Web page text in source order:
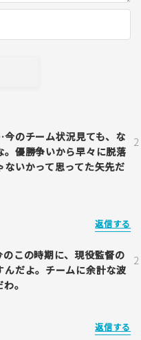
のチーム状況見ても、な
優勝争いから早々に脱落
いかって思ってた矢先だ
返信する
この時期に、現役監督の
だよ。チームに余計な波
。
返信する